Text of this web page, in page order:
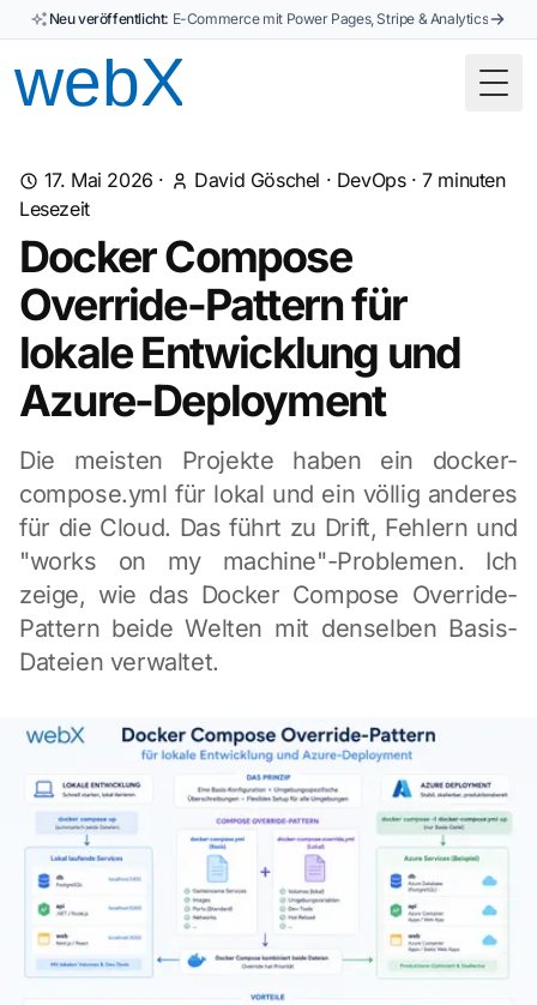
Neu veröffentlicht: E-Commerce mit Power Pages, Stripe & Analytics
17. Mai 2026 · David Göschel · DevOps·7minuten
Lesezeit
Docker Compose
Override-Pattern für
lokale Entwicklung und
Azure-Deployment
Die meisten Projekte haben ein docker-
compose.yml für lokal und ein völlig anderes
für die Cloud. Das führt zu Drift, Fehlern und
"works on my machine"-Problemen. Ich
zeige, wie das Docker Compose Override-
Pattern beide Welten mit denselben Basis-
Dateien verwaltet.